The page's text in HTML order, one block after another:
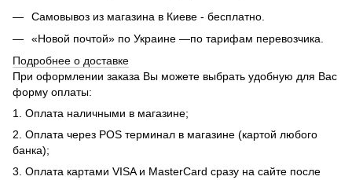
Самовывоз из магазина в Киеве - бесплатно.
«Новой почтой» по Украине —по тарифам перевозчика.
Подробнее о доставке
При оформлении заказа Вы можете выбрать удобную для Вас
форму оплаты:
1. Оплата наличными в магазине;
2. Оплата через POS терминал в магазине (картой любого
банка);
3. Оплата картами VISA и MasterCard сразу на сайте после